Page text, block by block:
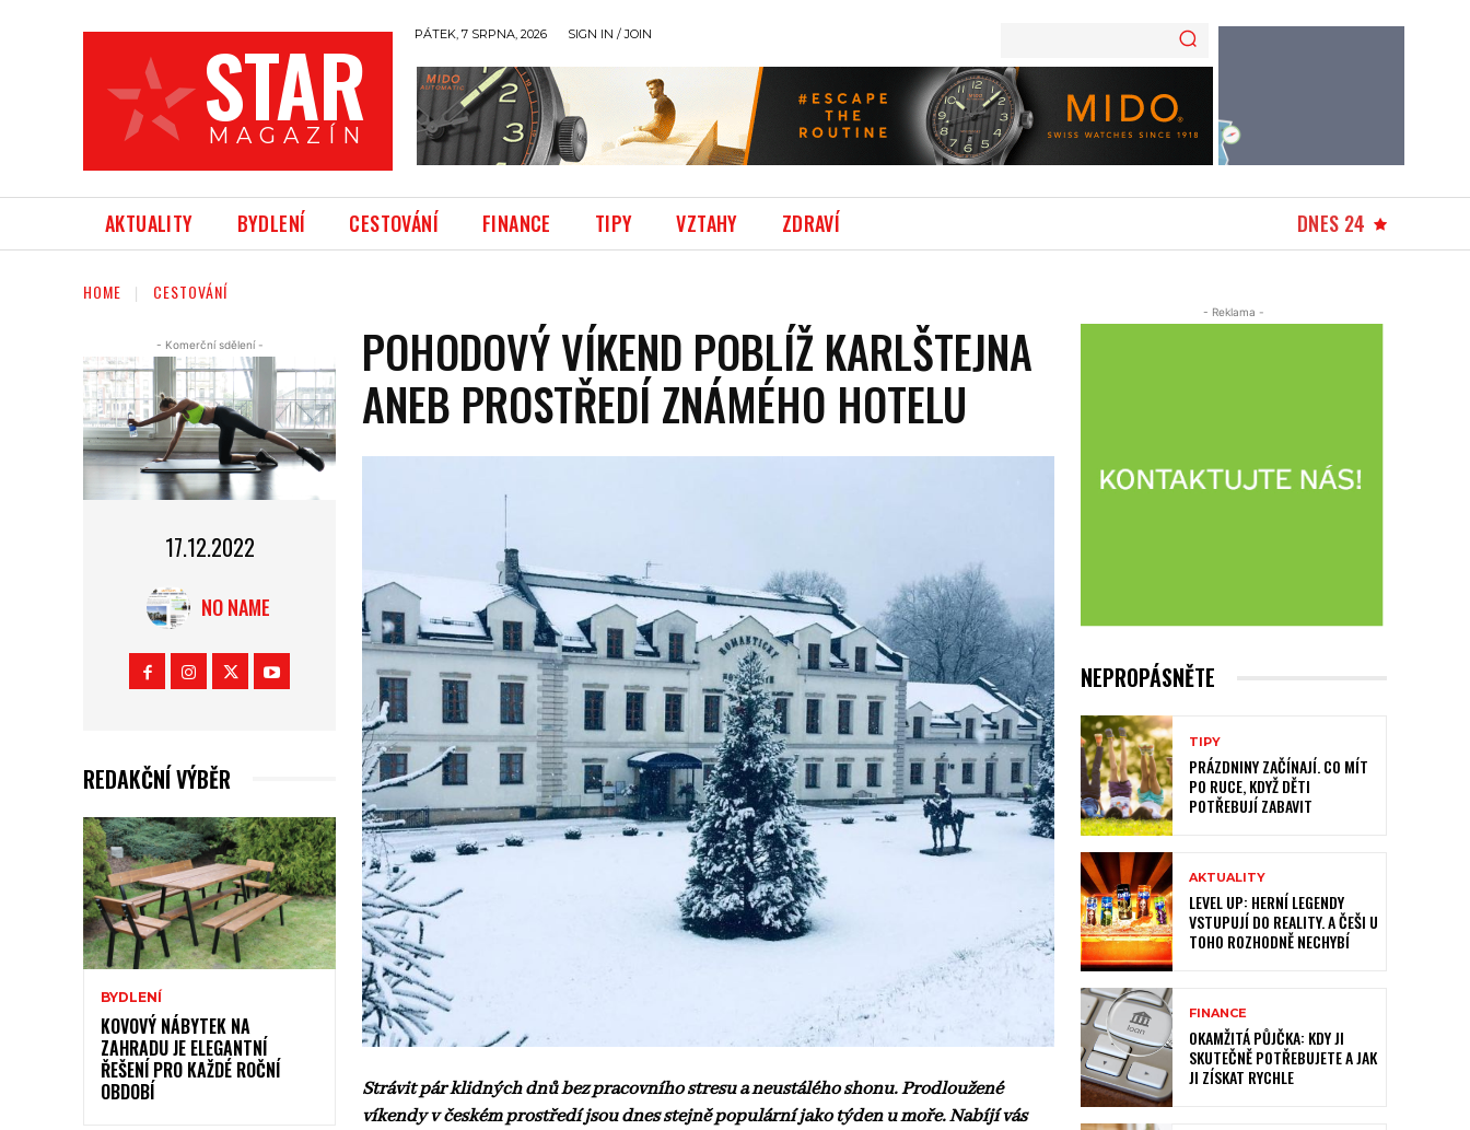
STAR
M A G A Z Í N
PÁTEK, 7 SRPNA, 2026 SIGN IN / JOIN
AKTUALITY BYDLENÍ CESTOVÁNÍ FINANCE TIPY VZTAHY ZDRAVÍ DNES 24
HOME CESTOVÁNÍ
- Komerční sdělení -
17.12.2022
NO NAME
REDAKČNÍ VÝBĚR
BYDLENÍ
KOVOVÝ NÁBYTEK NA
ZAHRADU JE ELEGANTNÍ
ŘEŠENÍ PRO KAŽDÉ ROČNÍ
OBDOBÍ
POHODOVÝ VÍKEND POBLÍŽ KARLŠTEJNA
ANEB PROSTŘEDÍ ZNÁMÉHO HOTELU
Strávit pár klidných dnů bez pracovního stresu a neustálého shonu. Prodloužené
víkendy v českém prostředí jsou dnes stejně populární jako týden u moře. Nabíjí vás
- Reklama -
NEPROPÁSNĚTE
TIPY
PRÁZDNINY ZAČÍNAJÍ. CO MÍT
PO RUCE, KDYŽ DĚTI
POTŘEBUJÍ ZABAVIT
AKTUALITY
LEVEL UP: HERNÍ LEGENDY
VSTUPUJÍ DO REALITY. A ČEŠI U
TOHO ROZHODNĚ NECHYBÍ
FINANCE
OKAMŽITÁ PŮJČKA: KDY JI
SKUTEČNĚ POTŘEBUJETE A JAK
JI ZÍSKAT RYCHLE